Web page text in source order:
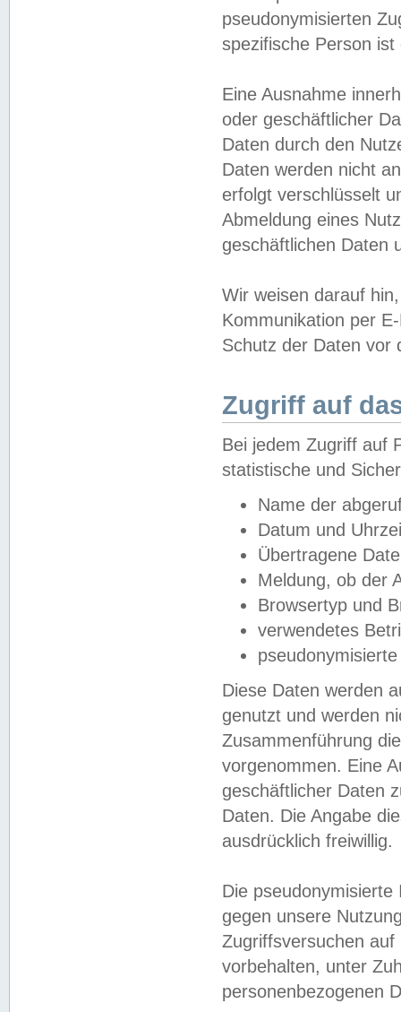
pseudonymisierten
spezifische Person
Eine Ausnahme
oder geschäftlicher
Daten durch den
Daten werden nicht
erfolgt verschlüsselt
Abmeldung eines
geschäftlichen Daten
Wir weisen darauf
Kommunikation per
Schutz der Daten vor
Zugriff auf
Bei jedem Zugriff auf
statistische und
Name der
Datum und
Übertragene
Meldung, ob der
Browsertyp und
verwendetes
Diese Daten werden
genutzt und werden
Zusammenführung
vorgenommen. Eine
geschäftlicher Daten
Daten. Die Angabe
ausdrücklich freiwillig.
Die
gegen unsere
Zugriffsversuchen
vorbehalten, unter
personenbezogenen